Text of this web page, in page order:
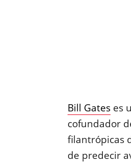
Bill Gateses
cofundador
filantrópicas
de predecir